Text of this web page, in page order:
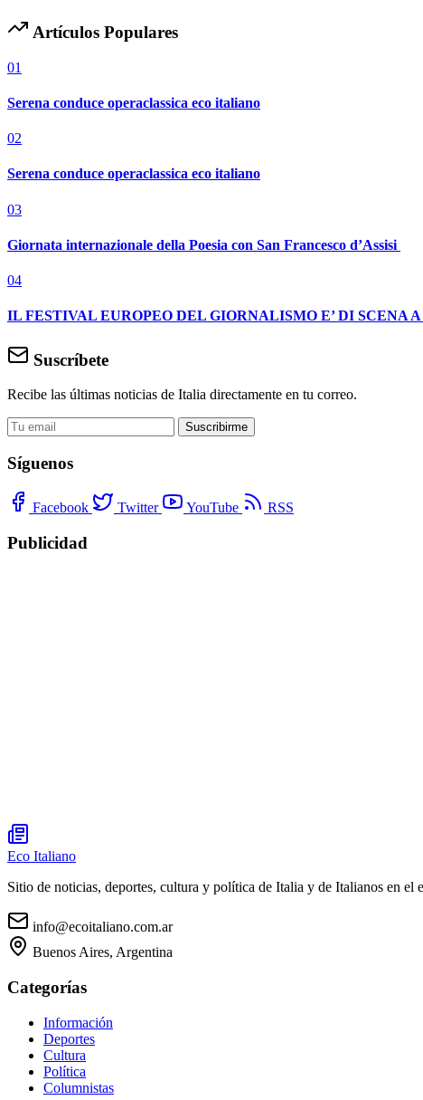
Artículos Populares
01
Serena conduce operaclassica eco italiano
02
Serena conduce operaclassica eco italiano
03
Giornata internazionale della Poesia con San Francesco d’Assisi
04
IL FESTIVAL EUROPEO DEL GIORNALISMO E’ DI SCENA
Suscríbete
Recibe las últimas noticias de Italia directamente en tu correo.
Suscribirme
Síguenos
Facebook Twitter YouTube RSS
Publicidad
Eco Italiano
Sitio de noticias, deportes, cultura y política de Italia y de Italianos en el
info@ecoitaliano.com.ar
Buenos Aires, Argentina
Categorías
Información
Deportes
Cultura
Política
Columnistas